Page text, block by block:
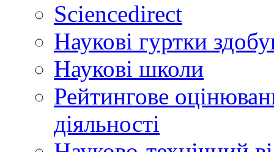
Sciencedirect
Наукові гуртки
Наукові школи
Рейтингове
діяльності